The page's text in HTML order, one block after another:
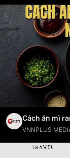
Cách ăn mì
VNNPLUS